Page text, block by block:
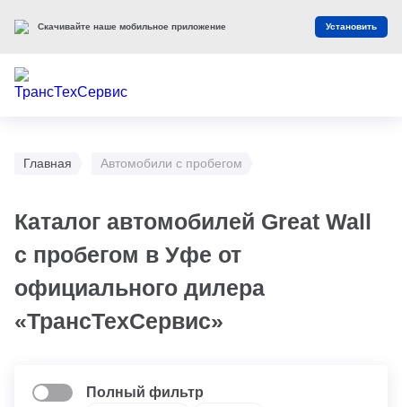
Главная Автомобили с пробегом
Каталог автомобилей Great Wall
с пробегом в Уфе от
официального дилера
«ТрансТехСервис»
Полный фильтр
Скачивайте наше мобильное приложение Установить